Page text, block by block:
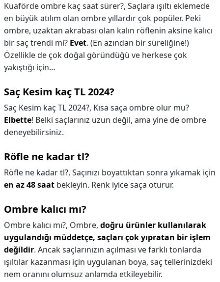
Kuaförde ombre kaç saat sürer?, Saçlara ışıltı eklemede
en büyük atılım olan ombre yıllardır çok popüler. Peki
ombre, uzaktan akrabası olan kalın röflenin aksine kalıcı
bir saç trendi mi? Evet. (En azından bir süreliğine!)
Özellikle de çok doğal göründüğü ve herkese çok
yakıştığı için…
Saç Kesim kaç TL 2024?
Saç Kesim kaç TL 2024?, Kısa saça ombre olur mu?
Elbette! Belki saçlarınız uzun değil, ama yine de ombre
deneyebilirsiniz.
Röfle ne kadar tl?
Röfle ne kadar tl?, Saçınızı boyattıktan sonra yıkamak için
en az 48 saat bekleyin. Renk iyice saça oturur.
Ombre kalıcı mı?
Ombre kalıcı mı?, Ombre, doğru ürünler kullanılarak
uygulandığı müddetçe, saçları çok yıpratan bir işlem
değildir. Ancak saçlarınızın açılması ve farklı tonlarda
ışıltılar kazanması için uygulanan boya, saç tellerinizdeki
nem oranını olumsuz anlamda etkileyebilir.